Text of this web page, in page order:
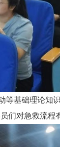
等基础理论知
们对急救流程